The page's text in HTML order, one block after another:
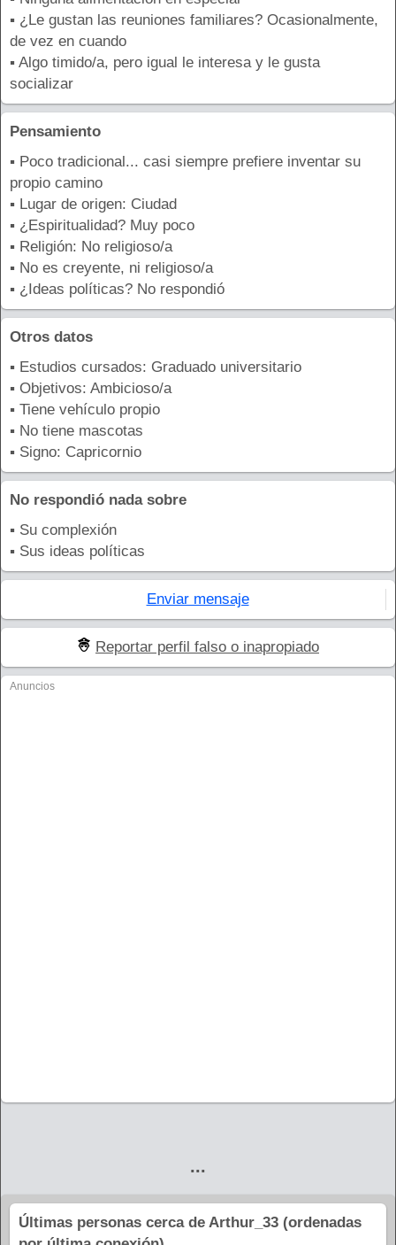
▪ ¿Le gustan las reuniones familiares? Ocasionalmente,
de vez en cuando
▪ Algo timido/a, pero igual le interesa y le gusta
socializar
Pensamiento
▪ Poco tradicional... casi siempre prefiere inventar su
propio camino
▪ Lugar de origen: Ciudad
▪ ¿Espiritualidad? Muy poco
▪ Religión: No religioso/a
▪ No es creyente, ni religioso/a
▪ ¿Ideas políticas? No respondió
Otros datos
▪ Estudios cursados: Graduado universitario
▪ Objetivos: Ambicioso/a
▪ Tiene vehículo propio
▪ No tiene mascotas
▪ Signo: Capricornio
No respondió nada sobre
▪ Su complexión
▪ Sus ideas políticas
Enviar mensaje
Reportar perfil falso o inapropiado
Anuncios
...
Últimas personas cerca de Arthur_33 (ordenadas